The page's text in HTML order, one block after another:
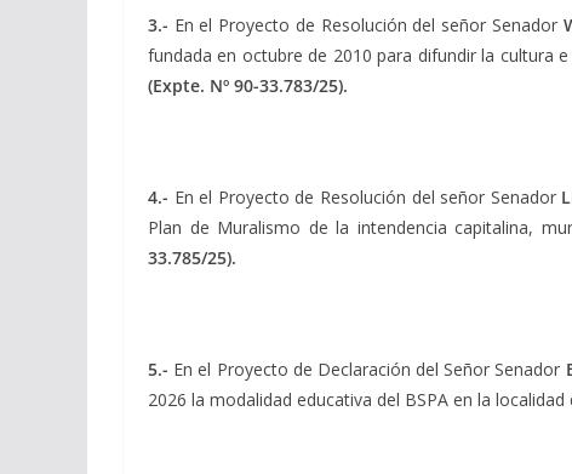
3.- En el Proyecto de Resolución del señor Senador
fundada en octubre de 2010 para difundir la cultura
(Expte. Nº 90-33.783/25).
4.- En el Proyecto de Resolución del señor Senador
Plan de Muralismo de la intendencia capitalina,
33.785/25).
5.- En el Proyecto de Declaración del Señor Senador
2026 la modalidad educativa del BSPA en la localidad